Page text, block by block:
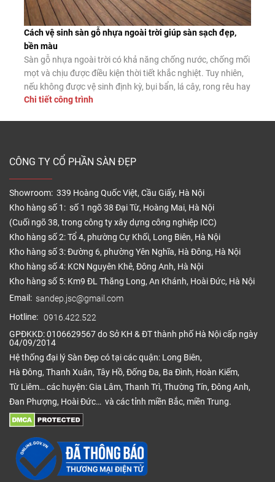
Cách vệ sinh sàn gỗ nhựa ngoài trời giúp sàn sạch đẹp,
bền màu
Sàn gỗ nhựa ngoài trời có khả năng chống nước, chống mối
mọt và chịu được điều kiện thời tiết khắc nghiệt. Tuy nhiên,
nếu không được vệ sinh định kỳ, bụi bẩn, lá cây, rong rêu hay
dầu mỡ vẫn có thể tích tụ trên bề mặt, làm giảm tính thẩm
Chi tiết công trình
CÔNG TY CỔ PHẦN SÀN ĐẸP
Showroom: 339 Hoàng Quốc Việt, Cầu Giấy, Hà Nội
Kho hàng số 1: số 1 ngõ 38 Đại Từ, Hoàng Mai, Hà Nội
(Cuối ngõ 38, trong công ty xây dựng công nghiệp ICC)
Kho hàng số 2: Tổ 4, phường Cự Khối, Long Biên, Hà Nội
Kho hàng số 3: Đường 6, phường Yên Nghĩa, Hà Đông, Hà Nội
Kho hàng số 4: KCN Nguyên Khê, Đông Anh, Hà Nội
Kho hàng số 5: Km9 ĐL Thăng Long, An Khánh, Hoài Đức, Hà Nội
Email: sandep.jsc@gmail.com
Hotline: 0916.422.522
GPĐKKD: 0106629567 do Sở KH & ĐT thành phố Hà Nội cấp ngày
04/09/2014
Hệ thống đại lý Sàn Đẹp có tại các quận: Long Biên,
Hà Đông, Thanh Xuân, Tây Hồ, Đống Đa, Ba Đình, Hoàn Kiếm,
Từ Liêm… các huyện: Gia Lâm, Thanh Trì, Thường Tín, Đông Anh,
Đan Phượng, Hoài Đức… và các tỉnh miền Bắc, miền Trung.